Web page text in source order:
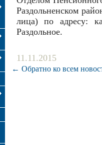
Раздольненском
лица) по адресу:
Раздольное.
11.11.2015
← Обратно ко всем